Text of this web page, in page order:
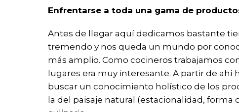
Enfrentarse a toda una gama de
Antes de llegar aquí dedicamos bastante
tremendo y nos queda un mundo por
más amplio. Como cocineros trabajamos
lugares era muy interesante. A partir de ahí
buscar un conocimiento holístico de los
la del paisaje natural (estacionalidad, forma